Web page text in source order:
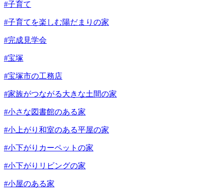
#子育て
#子育てを楽しむ陽だまりの家
#完成見学会
#宝塚
#宝塚市の工務店
#家族がつながる大きな土間の家
#小さな図書館のある家
#小上がり和室のある平屋の家
#小下がりカーペットの家
#小下がりリビングの家
#小屋のある家